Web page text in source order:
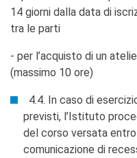
14 giorni dalla data di
tra le parti
- per l’acquisto di un
(massimo 10 ore)
4.4. In caso di
previsti, l’Istituto
del corso versata
comunicazione di